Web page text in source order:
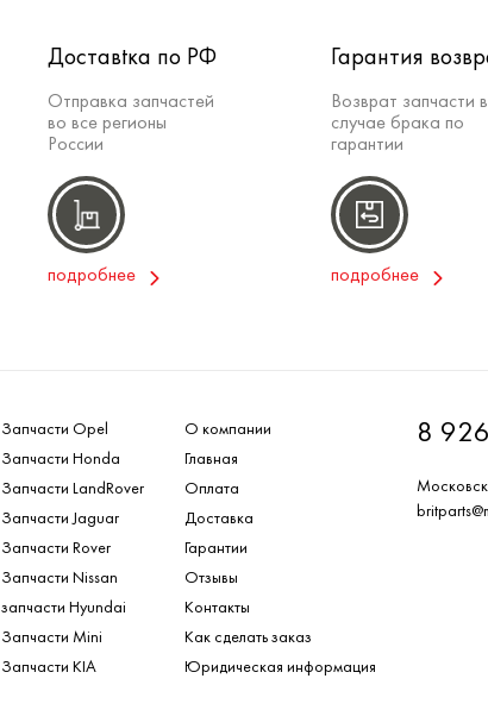
Доставtка по РФ
Отправка запчастей
во все регионы
России
подробнее
Гарантия
Возврат запчасти в
случае брака по
гарантии
подробнее
Запчасти Opel
Запчасти Honda
Запчасти LandRover
Запчасти Jaguar
Запчасти Rover
Запчасти Nissan
запчасти Hyundai
Запчасти Mini
Запчасти KIA
О компании
Главная
Оплата
Доставка
Гарантии
Отзывы
Контакты
Как сделать заказ
Юридическая информация
8